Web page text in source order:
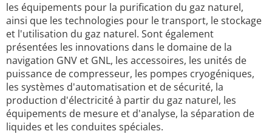
les équipements pour la purification du gaz naturel,
ainsi que les technologies pour le transport, le stockage
et l'utilisation du gaz naturel. Sont également
présentées les innovations dans le domaine de la
navigation GNV et GNL, les accessoires, les unités de
puissance de compresseur, les pompes cryogéniques,
les systèmes d'automatisation et de sécurité, la
production d'électricité à partir du gaz naturel, les
équipements de mesure et d'analyse, la séparation de
liquides et les conduites spéciales.